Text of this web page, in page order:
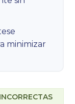
minimizar